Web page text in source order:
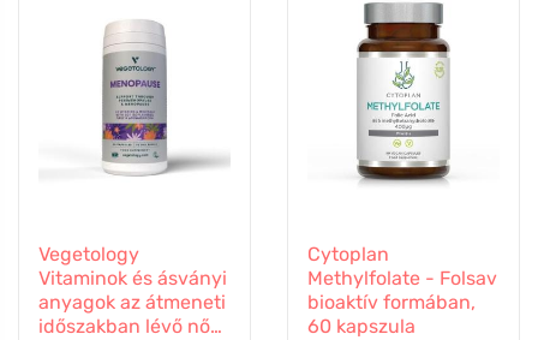
Vegetology
Vitaminok és ásványi
anyagok az átmeneti
időszakban lévő nők
Cytoplan
Methylfolate - Folsav
bioaktív formában,
60 kapszula